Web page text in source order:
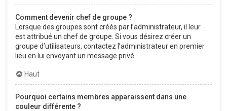
Comment devenir chef de groupe ?
Lorsque des groupes sont créés par l’administrateur, il leur
est attribué un chef de groupe. Si vous désirez créer un
groupe d’utilisateurs, contactez l’administrateur en premier
lieu en lui envoyant un message privé.
Haut
Pourquoi certains membres apparaissent dans une
couleur différente ?